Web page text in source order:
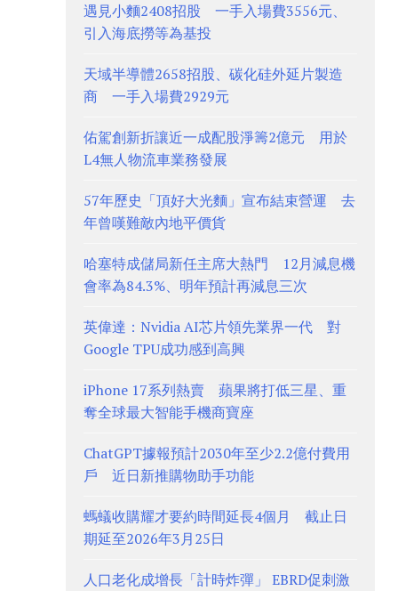
遇見小麵2408招股 一手入場費3556元、
引入海底撈等為基投
天域半導體2658招股、碳化硅外延片製造
商 一手入場費2929元
佑駕創新折讓近一成配股淨籌2億元 用於
L4無人物流車業務發展
57年歷史「頂好大光麵」宣布結束營運 去
年曾嘆難敵內地平價貨
哈塞特成儲局新任主席大熱門 12月減息機
會率為84.3%、明年預計再減息三次
英偉達：Nvidia AI芯片領先業界一代 對
Google TPU成功感到高興
iPhone 17系列熱賣 蘋果將打低三星、重
奪全球最大智能手機商寶座
ChatGPT據報預計2030年至少2.2億付費用
戶 近日新推購物助手功能
螞蟻收購耀才要約時間延長4個月 截止日
期延至2026年3月25日
人口老化成增長「計時炸彈」 EBRD促刺激